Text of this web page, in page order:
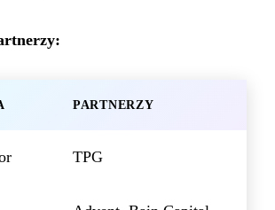
PARTNERZY
TPG